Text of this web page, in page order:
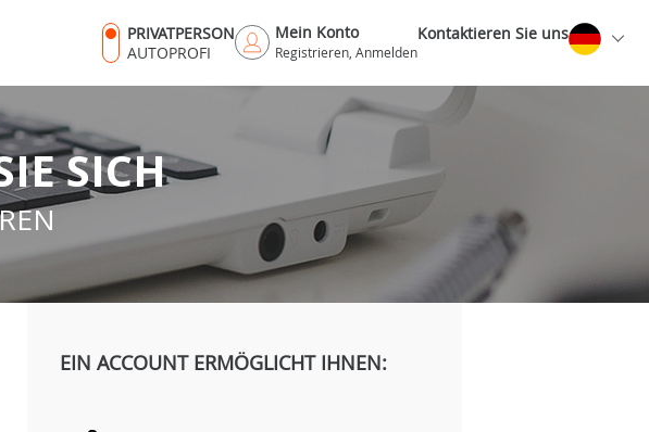
PRIVATPERSON
AUTOPROFI
Mein Konto
Registrieren, Anmelden
Kontaktieren Sie uns
SICH
EIN ACCOUNT ERMÖGLICHT IHNEN: